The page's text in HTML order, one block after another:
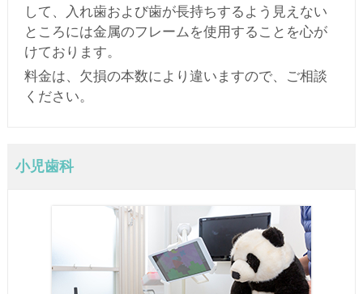
して、入れ歯および歯が長持ちするよう見えない
ところには金属のフレームを使用することを心が
けております。
料金は、欠損の本数により違いますので、ご相談
ください。
小児歯科